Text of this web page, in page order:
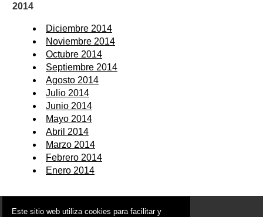
2014
Diciembre 2014
Noviembre 2014
Octubre 2014
Septiembre 2014
Agosto 2014
Julio 2014
Junio 2014
Mayo 2014
Abril 2014
Marzo 2014
Febrero 2014
Enero 2014
© 2006 - 2026 Portal de Lorquí Noticias
Este sitio web utiliza cookies para facilitar y